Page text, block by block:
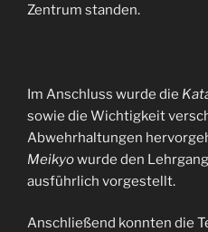
Zentrum standen.
Im Anschluss wurde die
sowie die Wichtigkeit
Abwehrhaltungen
Meikyowurde den
ausführlich vorgestellt.
Anschließend konnten die